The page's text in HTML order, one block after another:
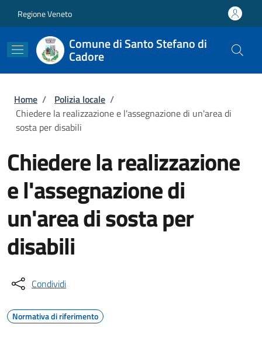
Regione Veneto
Comune di Santo Stefano di
Cadore
Briciole di pane
Home / Polizia locale /
Chiedere la realizzazione e l'assegnazione di un'area di
sosta per disabili
Chiedere la realizzazione
e l'assegnazione di
un'area di sosta per
disabili
Condividi
Normativa di riferimento